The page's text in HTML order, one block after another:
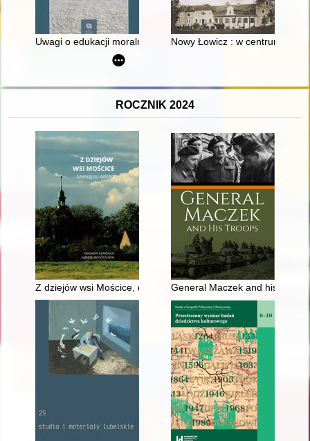
Uwagi o edukacji moralnej synów szlacheckich w XVI-
Nowy Łowicz : w centrum
ROCZNIK 2024
Z dziejów wsi Mościce, dawniej BlumbergGeneral Maczek and his troops